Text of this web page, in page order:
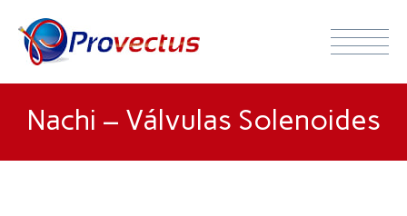
Nachi – Válvulas Solenoides